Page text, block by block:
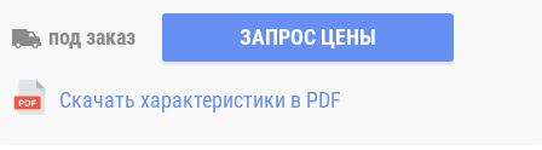
обозначением 2RS 2RS1 2RSH 2RSR имеют с обеих сторон
контактные уплотнения из бутадиен-нитрильного каучука
(NBR) и пригодны для средних частот вращения. Также
поставляются подшипники с бесконтактными
под заказ ЗАПРОС ЦЕНЫ
Скачать характеристики в PDF